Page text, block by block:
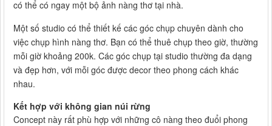
có thể có ngay một bộ ảnh nàng thơ tại nhà.
Một số studio có thể thiết kế các góc chụp chuyên dành cho
việc chụp hình nàng thơ. Bạn có thể thuê chụp theo giờ, thường
mỗi giờ khoảng 200k. Các góc chụp tại studio thường đa dạng
và đẹp hơn, với mỗi góc được decor theo phong cách khác
nhau.
Kết hợp với không gian núi rừng
Concept này rất phù hợp với những cô nàng theo đuổi phong